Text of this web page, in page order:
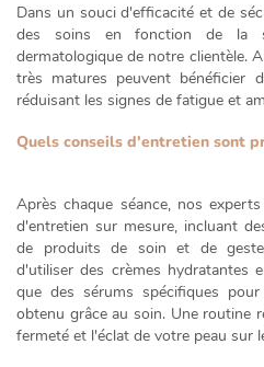
Dans un souci d'efficacité et de
des soins en fonction de la
dermatologique de notre clientèle.
très matures peuvent bénéficier
réduisant les signes de fatigue et
Quels conseils d'entretien sont
Après chaque séance, nos
d'entretien sur mesure, incluant
de produits de soin et de
d'utiliser des crèmes hydratantes
que des sérums spécifiques
obtenu grâce au soin. Une routine
fermeté et l'éclat de votre peau sur